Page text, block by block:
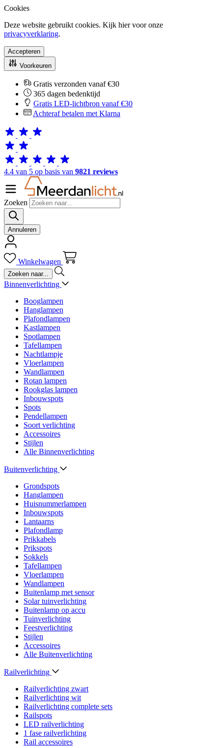
Cookies
Deze website gebruikt cookies. Kijk hier voor onze
privacyverklaring.
Accepteren
Voorkeuren
Gratis verzonden vanaf €30
365 dagen bedenktijd
Gratis LED-lichtbron vanaf €30
Achteraf betalen met Klarna
4.4 van 5 op basis van 9821 reviews
Zoeken
Annuleren
Winkelwagen
Binnenverlichting
Booglampen
Hanglampen
Plafondlampen
Kastlampen
Spotlampen
Tafellampen
Nachtlampje
Vloerlampen
Wandlampen
Rotan lampen
Rookglas lampen
Inbouwspots
Spots
Pendellampen
Soort verlichting
Accessoires
Stijlen
Alle Binnenverlichting
Buitenverlichting
Grondspots
Hanglampen
Huisnummerlampen
Inbouwspots
Lantaarns
Plafondlamp
Prikkabels
Prikspots
Sokkels
Tafellampen
Vloerlampen
Wandlampen
Buitenlamp met sensor
Solar tuinverlichting
Buitenlamp op accu
Tuinverlichting
Feestverlichting
Stijlen
Accessoires
Alle Buitenverlichting
Railverlichting
Railverlichting zwart
Railverlichting wit
Railverlichting complete sets
Railspots
LED railverlichting
1 fase railverlichting
Rail accessoires